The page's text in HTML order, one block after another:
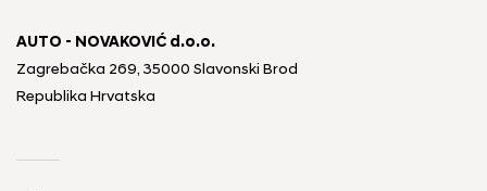
AUTO - NOVAKOVIĆ d.o.o.
Zagrebačka 269, 35000 Slavonski Brod
Republika Hrvatska